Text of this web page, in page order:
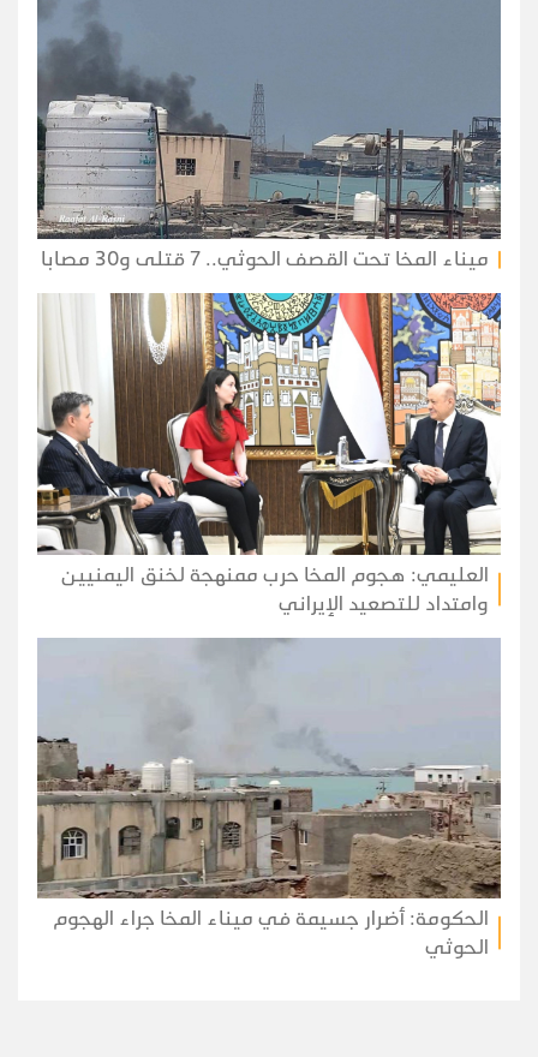
ميناء المخا تحت القصف الحوثي.. 7 قتلى و30 مصابا
العليمي: هجوم المخا حرب ممنهجة لخنق اليمنيين
وامتداد للتصعيد الإيراني
الحكومة: أضرار جسيمة في ميناء المخا جراء الهجوم
الحوثي